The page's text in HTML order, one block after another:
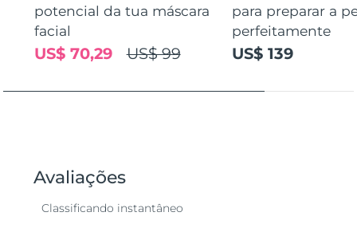
potencial da tua máscara
facial
US$ 99
US$ 70,29
para preparar a
perfeitamente
US$ 139